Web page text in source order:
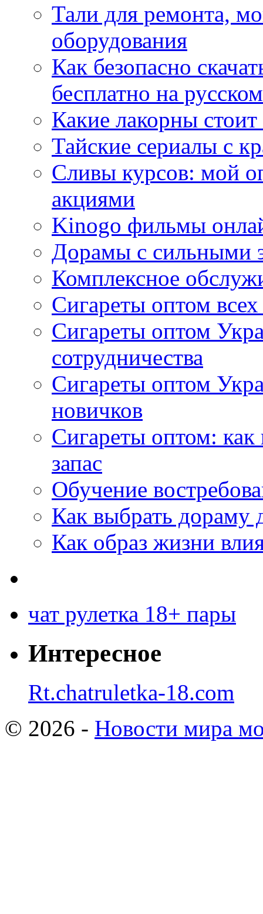
Тали для ремонта,
оборудования
Как безопасно
бесплатно на
Какие лакорны
Тайские сериалы с
Сливы курсов: мой
акциями
Kinogo фильмы
Дорамы с сильными
Комплексное
Сигареты оптом
Сигареты оптом
сотрудничества
Сигареты оптом
новичков
Сигареты оптом:
запас
Обучение
Как выбрать дораму
Как образ жизни
чат рулетка 18+ пары
Интересное
Rt.chatruletka-18.com
© 2026 - Новости мира